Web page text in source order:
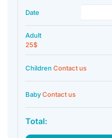
Date
Adult
25$
Children Contact us
BabyContact us
Total: